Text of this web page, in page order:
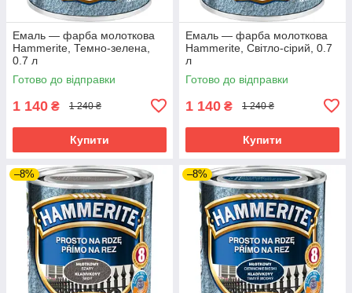
Емаль — фарба молоткова
Hammerite, Темно-зелена,
0.7 л
Готово до відправки
1 140 ₴ 1 240 ₴
Купити
Емаль — фарба молоткова
Hammerite, Світло-сірий, 0.7
л
Готово до відправки
1 140 ₴ 1 240 ₴
Купити
–8% –8%